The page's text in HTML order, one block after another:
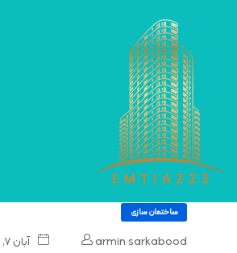
ساختمان سازی
armin sarkabood آبان ۷, ۱۴۰۳